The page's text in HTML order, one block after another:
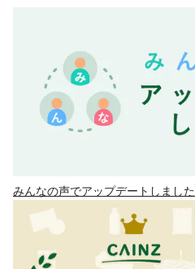
みんなの声でアップデートしました